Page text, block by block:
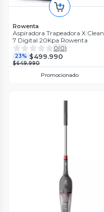
Rowenta
Aspiradora Trapeadora X Clean
7 Digital 20Kpa Rowenta
0(0)
23% $499.990
$649.990
Promocionado